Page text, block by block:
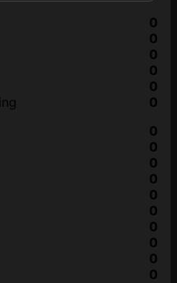
0
0
0
0
0
0
0
0
0
0
0
0
0
0
0
0